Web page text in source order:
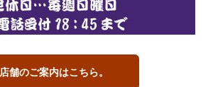
店舗のご案内はこちら。